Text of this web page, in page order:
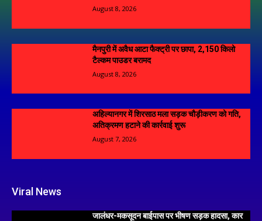
August 8, 2026
मैनपुरी में अवैध आटा फैक्ट्री पर छापा, 2,150 किलो
टैल्कम पाउडर बरामद
August 8, 2026
अहिल्यानगर में शिरसाठ मला सड़क चौड़ीकरण को गति,
अतिक्रमण हटाने की कार्रवाई शुरू
August 7, 2026
Viral News
जालंधर-मकसूदन बाईपास पर भीषण सड़क हादसा, कार